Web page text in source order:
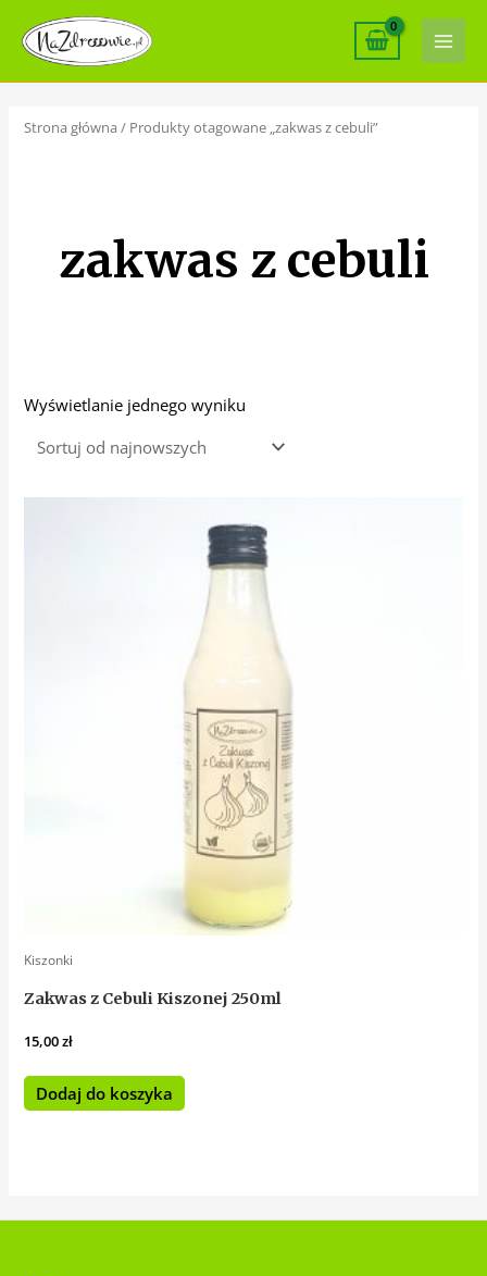
content
Main
Strona główna / Produkty otagowane „zakwas z cebuli”
zakwas z cebuli
Wyświetlanie jednego wyniku
Kiszonki
Zakwas z Cebuli Kiszonej 250ml
15,00zł
Dodaj do koszyka